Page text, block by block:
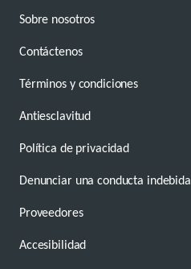
Sobre nosotros
Contáctenos
Términos y condiciones
Antiesclavitud
Política de privacidad
Denunciar una conducta indebida
Proveedores
Accesibilidad